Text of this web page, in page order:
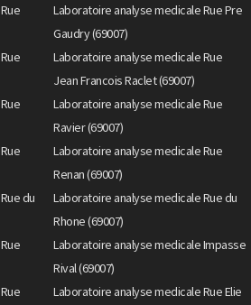
Laboratoire analyse medicale Rue Pre
Gaudry (69007)
Laboratoire analyse medicale Rue
Jean Francois Raclet (69007)
Laboratoire analyse medicale Rue
Ravier (69007)
Laboratoire analyse medicale Rue
Renan (69007)
du
Laboratoire analyse medicale Rue du
Rhone (69007)
Laboratoire analyse medicale Impasse
Rival (69007)
Laboratoire analyse medicale Rue Elie